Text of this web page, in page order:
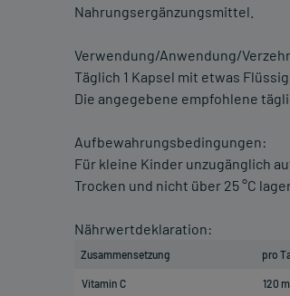
Nahrungsergänzungsmittel.
Verwendung/Anwendung/
Täglich 1 Kapsel mit etwas
Die angegebene empfohlene
Aufbewahrungsbedingungen:
Für kleine Kinder unzugänglich
Trocken und nicht über 25 °C
Nährwertdeklaration:
Zusammensetzung pro
Vitamin C 120